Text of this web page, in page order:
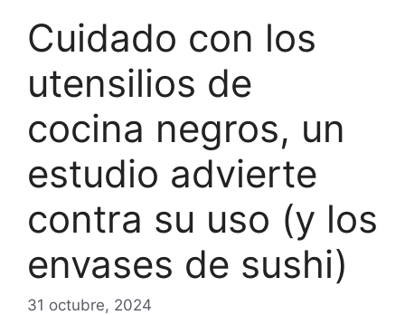
Cuidado con los
utensilios de
cocina negros, un
estudio advierte
contra su uso (y los
envases de sushi)
31 octubre, 2024